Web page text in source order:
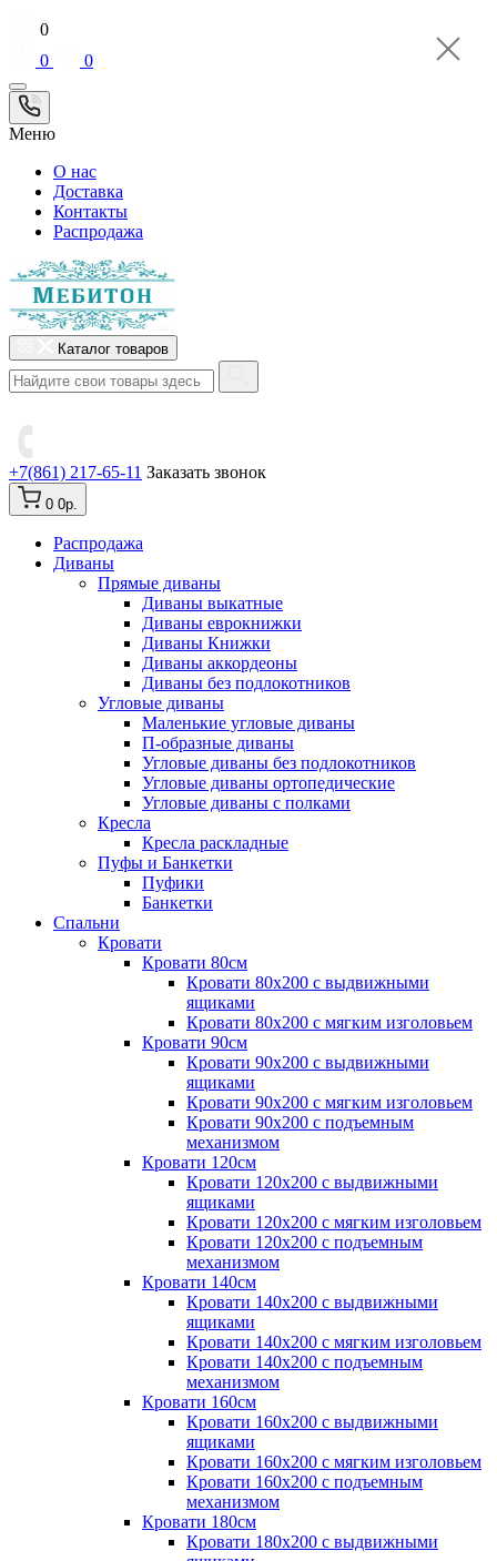
0
0
0
Меню
О нас
Доставка
Контакты
Распродажа
Каталог товаров
+7(861) 217-65-11 Заказать звонок
0 0р.
Распродажа
Диваны
Прямые диваны
Диваны выкатные
Диваны еврокнижки
Диваны Книжки
Диваны аккордеоны
Диваны без подлокотников
Угловые диваны
Маленькие угловые диваны
П-образные диваны
Угловые диваны без подлокотников
Угловые диваны ортопедические
Угловые диваны с полками
Кресла
Кресла раскладные
Пуфы и Банкетки
Пуфики
Банкетки
Спальни
Кровати
Кровати 80см
Кровати 80х200 с выдвижными
ящиками
Кровати 80х200 с мягким изголовьем
Кровати 90см
Кровати 90х200 с выдвижными
ящиками
Кровати 90х200 с мягким изголовьем
Кровати 90х200 с подъемным
механизмом
Кровати 120см
Кровати 120х200 с выдвижными
ящиками
Кровати 120х200 с мягким изголовьем
Кровати 120х200 с подъемным
механизмом
Кровати 140см
Кровати 140х200 с выдвижными
ящиками
Кровати 140х200 с мягким изголовьем
Кровати 140х200 с подъемным
механизмом
Кровати 160см
Кровати 160х200 с выдвижными
ящиками
Кровати 160х200 с мягким изголовьем
Кровати 160х200 с подъемным
механизмом
Кровати 180см
Кровати 180х200 с выдвижными